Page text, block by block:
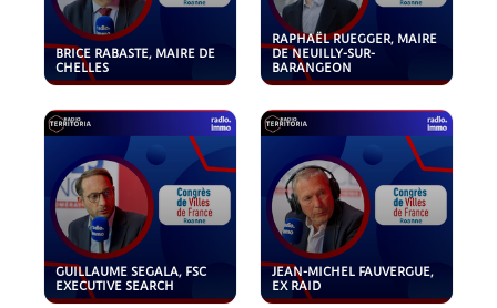
BRICE RABASTE, MAIRE DE
CHELLES
RAPHAËL RUEGGER, MAIRE
DE NEUILLY-SUR-
BARANGEON
GUILLAUME SEGALA, FSC
EXECUTIVE SEARCH
JEAN-MICHEL FAUVERGUE,
EX RAID